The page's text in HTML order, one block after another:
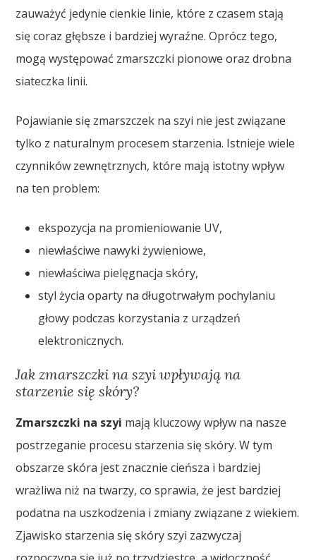
zauważyć jedynie cienkie linie, które z czasem stają
się coraz głębsze i bardziej wyraźne. Oprócz tego,
mogą występować zmarszczki pionowe oraz drobna
siateczka linii.
Pojawianie się zmarszczek na szyi nie jest związane
tylko z naturalnym procesem starzenia. Istnieje wiele
czynników zewnętrznych, które mają istotny wpływ
na ten problem:
ekspozycja na promieniowanie UV,
niewłaściwe nawyki żywieniowe,
niewłaściwa pielęgnacja skóry,
styl życia oparty na długotrwałym pochylaniu
głowy podczas korzystania z urządzeń
elektronicznych.
Jak zmarszczki na szyi wpływają na
starzenie się skóry?
Zmarszczki na szyi mają kluczowy wpływ na nasze
postrzeganie procesu starzenia się skóry. W tym
obszarze skóra jest znacznie cieńsza i bardziej
wrażliwa niż na twarzy, co sprawia, że jest bardziej
podatna na uszkodzenia i zmiany związane z wiekiem.
Zjawisko starzenia się skóry szyi zazwyczaj